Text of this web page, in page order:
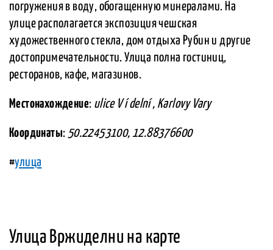
погружения в воду, обогащенную минералами. На
улице располагается экспозиция чешская
художественного стекла, дом отдыха Рубин и другие
достопримечательности. Улица полна гостиниц,
ресторанов, кафе, магазинов.
Местонахождение: ulice V í delní , Karlovy Vary
Координаты: 50.22453100, 12.88376600
#улица
Улица Вржиделни на карте